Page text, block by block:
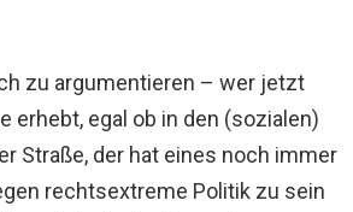
zu argumentieren – wer jetzt
erhebt, egal ob in den (sozialen)
Straße, der hat eines noch immer
rechtsextreme Politik zu sein